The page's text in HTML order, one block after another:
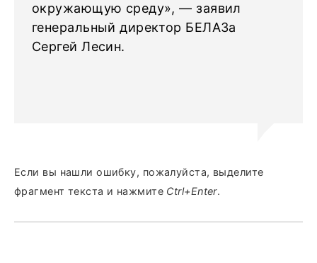
окружающую среду», — заявил
генеральный директор БЕЛАЗа
Сергей Лесин.
Если вы нашли ошибку, пожалуйста, выделите
фрагмент текста и нажмите Ctrl+Enter.